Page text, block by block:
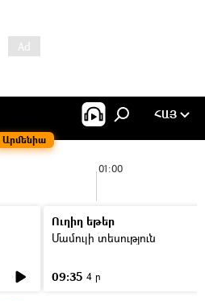
Արմենիա
ՀԱՅ
01:00
Ուղիղ եթեր
Մամուլի տեսություն
09:35 4 ր